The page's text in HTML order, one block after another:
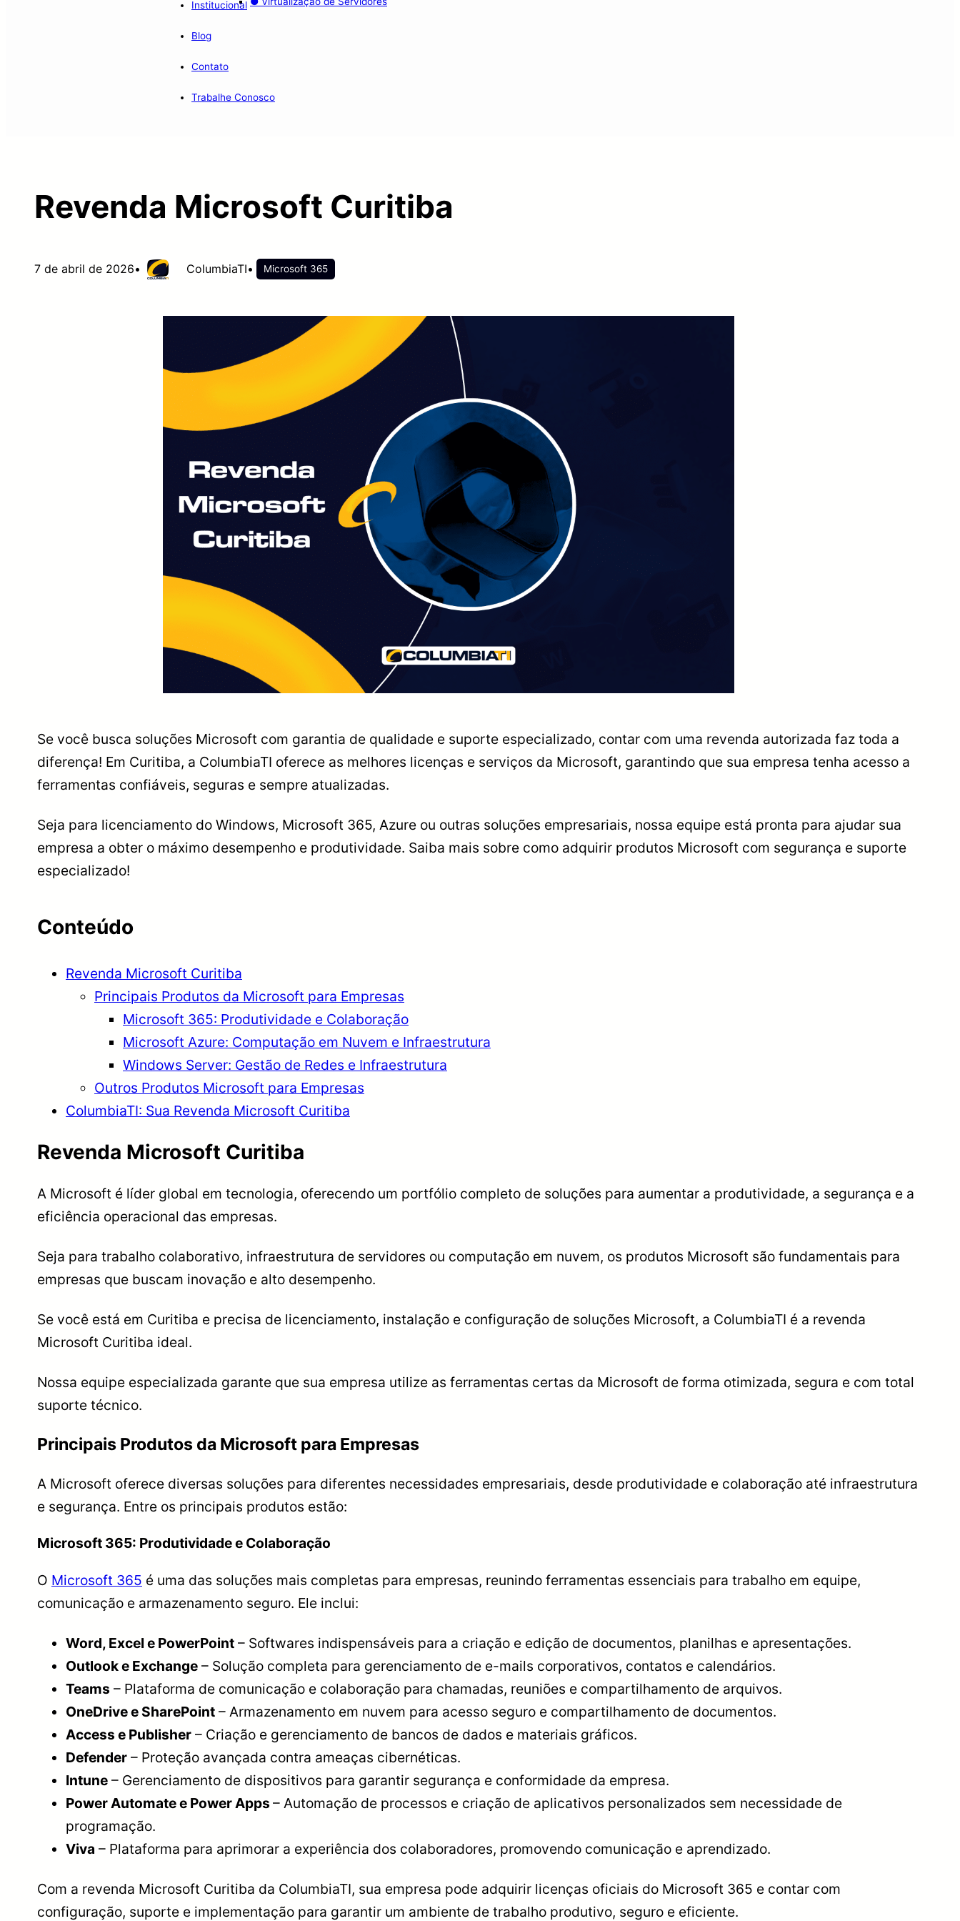
Institucional
Blog
Contato
Trabalhe Conosco
Revenda Microsoft Curitiba
7 de abril de 2026• ColumbiaTI• Microsoft 365
Se você busca soluções Microsoft com garantia de qualidade e suporte especializado, contar com uma revenda autorizada faz toda a
diferença! Em Curitiba, a ColumbiaTI oferece as melhores licenças e serviços da Microsoft, garantindo que sua empresa tenha acesso a
ferramentas confiáveis, seguras e sempre atualizadas.
Seja para licenciamento do Windows, Microsoft 365, Azure ou outras soluções empresariais, nossa equipe está pronta para ajudar sua
empresa a obter o máximo desempenho e produtividade. Saiba mais sobre como adquirir produtos Microsoft com segurança e suporte
especializado!
Conteúdo
Revenda Microsoft Curitiba
Principais Produtos da Microsoft para Empresas
Microsoft 365: Produtividade e Colaboração
Microsoft Azure: Computação em Nuvem e Infraestrutura
Windows Server: Gestão de Redes e Infraestrutura
Outros Produtos Microsoft para Empresas
ColumbiaTI: Sua Revenda Microsoft Curitiba
Revenda Microsoft Curitiba
A Microsoft é líder global em tecnologia, oferecendo um portfólio completo de soluções para aumentar a produtividade, a segurança e a
eficiência operacional das empresas.
Seja para trabalho colaborativo, infraestrutura de servidores ou computação em nuvem, os produtos Microsoft são fundamentais para
empresas que buscam inovação e alto desempenho.
Se você está em Curitiba e precisa de licenciamento, instalação e configuração de soluções Microsoft, a ColumbiaTI é a revenda
Microsoft Curitiba ideal.
Nossa equipe especializada garante que sua empresa utilize as ferramentas certas da Microsoft de forma otimizada, segura e com total
suporte técnico.
Principais Produtos da Microsoft para Empresas
A Microsoft oferece diversas soluções para diferentes necessidades empresariais, desde produtividade e colaboração até infraestrutura
e segurança. Entre os principais produtos estão:
Microsoft 365: Produtividade e Colaboração
O Microsoft 365 é uma das soluções mais completas para empresas, reunindo ferramentas essenciais para trabalho em equipe,
comunicação e armazenamento seguro. Ele inclui:
Word, Excel e PowerPoint – Softwares indispensáveis para a criação e edição de documentos, planilhas e apresentações.
Outlook e Exchange – Solução completa para gerenciamento de e-mails corporativos, contatos e calendários.
Teams – Plataforma de comunicação e colaboração para chamadas, reuniões e compartilhamento de arquivos.
OneDrive e SharePoint – Armazenamento em nuvem para acesso seguro e compartilhamento de documentos.
Access e Publisher – Criação e gerenciamento de bancos de dados e materiais gráficos.
Defender – Proteção avançada contra ameaças cibernéticas.
Intune – Gerenciamento de dispositivos para garantir segurança e conformidade da empresa.
Power Automate e Power Apps – Automação de processos e criação de aplicativos personalizados sem necessidade de
programação.
Viva – Plataforma para aprimorar a experiência dos colaboradores, promovendo comunicação e aprendizado.
Com a revenda Microsoft Curitiba da ColumbiaTI, sua empresa pode adquirir licenças oficiais do Microsoft 365 e contar com
configuração, suporte e implementação para garantir um ambiente de trabalho produtivo, seguro e eficiente.